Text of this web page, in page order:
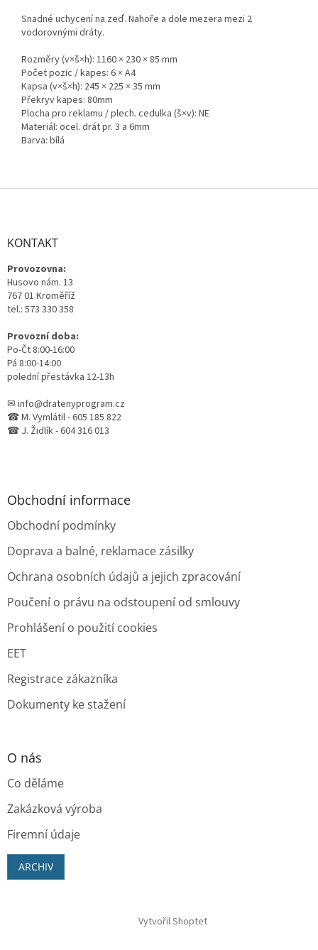
Snadné uchycení na zeď. Nahoře a dole mezera mezi 2
vodorovnými dráty.
Rozměry (v×š×h): 1160 × 230 × 85 mm
Počet pozic / kapes: 6 × A4
Kapsa (v×š×h): 245 × 225 × 35 mm
Překryv kapes: 80mm
Plocha pro reklamu / plech. cedulka (š×v): NE
Materiál: ocel. drát pr. 3 a 6mm
Barva: bílá
Z
KONTAKT
Provozovna:
Husovo nám. 13
767 01 Kroměříž
tel.: 573 330 358
Provozní doba:
Po-Čt 8:00-16:00
Pá 8:00-14:00
polední přestávka 12-13h
✉ info@dratenyprogram.cz
☎ M. Vymlátil - 605 185 822
☎ J. Židlík - 604 316 013
Obchodní informace
Obchodní podmínky
Doprava a balné, reklamace zásilky
Ochrana osobních údajů a jejich zpracování
Poučení o právu na odstoupení od smlouvy
Prohlášení o použití cookies
EET
Registrace zákazníka
Dokumenty ke stažení
O nás
Co děláme
Zakázková výroba
Firemní údaje
ARCHIV
Vytvořil Shoptet